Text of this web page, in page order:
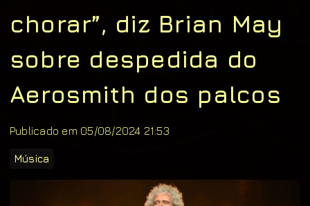
chorar”, diz Brian May
sobre despedida do
Aerosmith dos palcos
Publicado em 05/08/2024 21:53
Música